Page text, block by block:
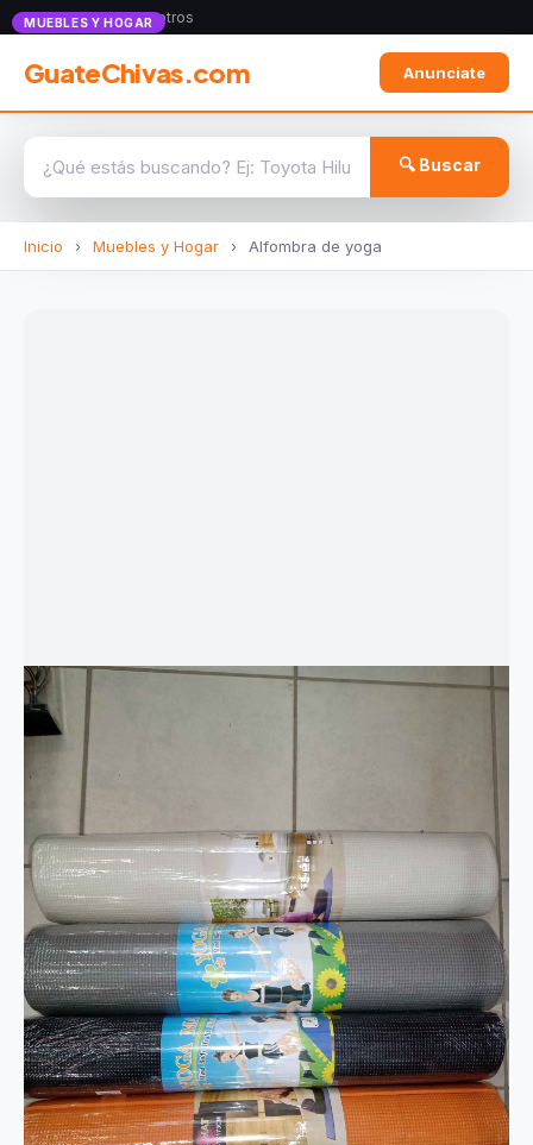
Anunciate con nosotros
GuateChivas.com Anunciate
🔍 Buscar
Inicio › Muebles y Hogar › Alfombra de yoga
MUEBLES Y HOGAR